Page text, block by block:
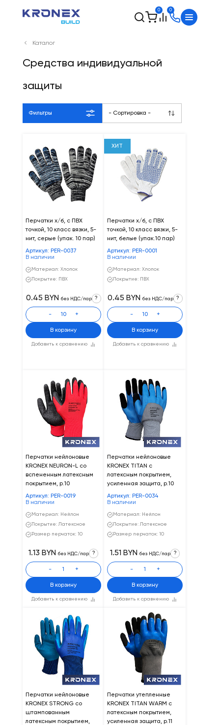
0 0
Каталог
Средства индивидуальной
защиты
Фильтры - Сортировка -
Перчатки х/б, с ПВХ
точкой, 10 класс вязки, 5-
нит, серые (упак. 10 пар)
Артикул: PER-0037
В наличии
Материал: Хлопок
Покрытие: ПВХ
Добавить к сравнению
0.45 BYN без НДС/пар ?
- +
В корзину
ХИТ
Перчатки х/б, с ПВХ
точкой, 10 класс вязки, 5-
нит, белые (упак.10 пар)
Артикул: PER-0001
В наличии
Материал: Хлопок
Покрытие: ПВХ
Добавить к сравнению
0.45 BYN без НДС/пар ?
- +
В корзину
Перчатки нейлоновые
KRONEX NEURON-L со
вспененным латексным
покрытием, р.10
Артикул: PER-0019
В наличии
Материал: Нейлон
Покрытие: Латексное
Размер перчаток: 10
Добавить к сравнению
1.13 BYN без НДС/пар ?
- +
В корзину
Перчатки нейлоновые
KRONEX TITAN с
латексным покрытием,
усиленная защита, р.10
Артикул: PER-0034
В наличии
Материал: Нейлон
Покрытие: Латексное
Размер перчаток: 10
Добавить к сравнению
1.51 BYN без НДС/пар ?
- +
В корзину
Перчатки нейлоновые
KRONEX STRONG со
штампованным
латексным покрытием,
Перчатки утепленные
KRONEX TITAN WARM с
латексным покрытием,
усиленная защита, р.11